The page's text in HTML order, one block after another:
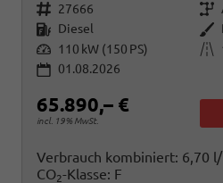
Fahrzeugnr. 27666 Getriebe
Kraftstoff Diesel Außenfarbe
Leistung 110 kW (150 PS) Kilometerstand
01.08.2026
65.890,– €
incl. 19% MwSt.
Verbrauch kombiniert: 6,70
CO2-Klasse: F